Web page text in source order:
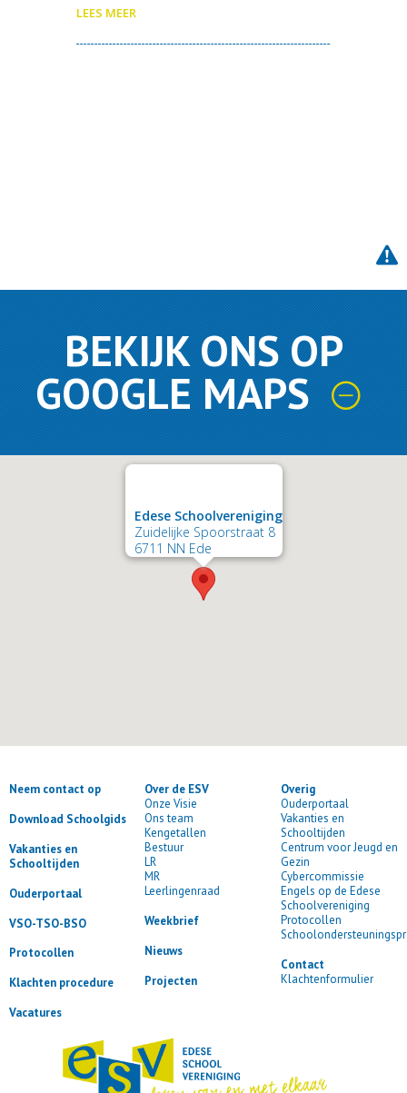
LEES MEER
BEKIJK ONS OP
GOOGLE MAPS
Edese Schoolvereniging
Zuidelijke Spoorstraat 8
6711 NN Ede
Neem contact op
Download Schoolgids
Vakanties en
Schooltijden
Ouderportaal
VSO-TSO-BSO
Protocollen
Klachten procedure
Vacatures
Over de ESV
Onze Visie
Ons team
Kengetallen
Bestuur
LR
MR
Leerlingenraad
Weekbrief
Nieuws
Projecten
Overig
Ouderportaal
Vakanties en
Schooltijden
Centrum voor Jeugd en
Gezin
Cybercommissie
Engels op de Edese
Schoolvereniging
Protocollen
Contact
Klachtenformulier